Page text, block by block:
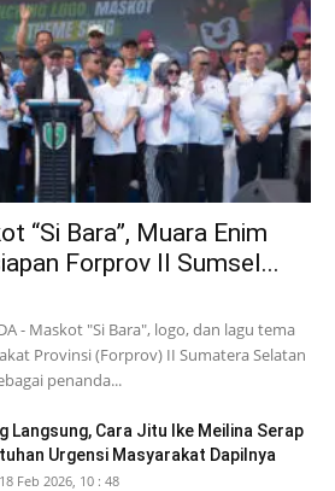
“Si Bara”, Muara Enim
Forprov II Sumsel...
- Maskot "Si Bara", logo, dan lagu tema
Provinsi (Forprov) II Sumatera Selatan
penanda...
Langsung, Cara Jitu Ike Meilina Serap
Urgensi Masyarakat Dapilnya
Feb 2026, 10 : 48